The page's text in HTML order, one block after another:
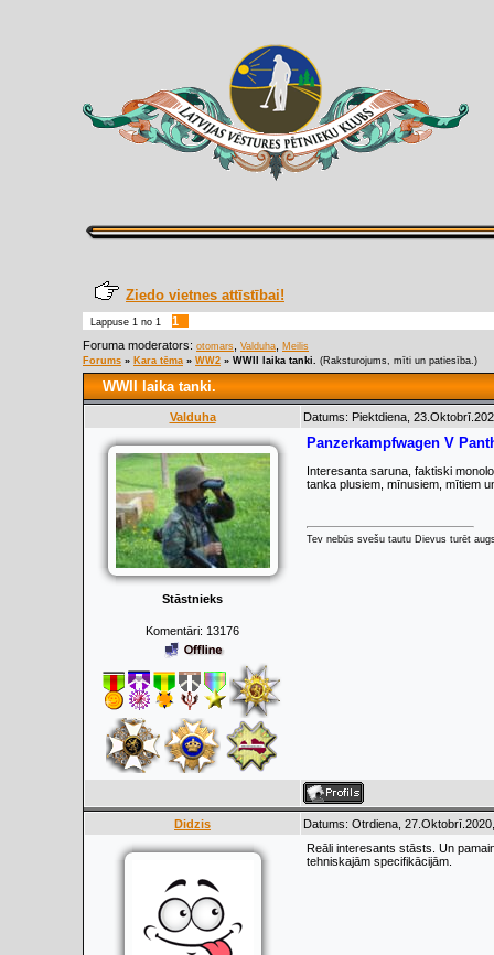
Ziedo vietnes attīstībai!
Lappuse 1 no 1
1
Foruma moderators: otomars Valduha
Meilis
Forums » Kara tēma » WW2 » WWII laika tanki. (Raksturojums, mīti un patiesība.)
WWII laika tanki.
Valduha Datums: Piektdiena,
Stāstnieks
Komentāri: 13176
Panzerkampfwagen V
Interesanta saruna, faktiski
tanka plusiem, mīnusiem, mītiem
Tev nebūs svešu tautu Dievus turēt
Didzis Datums: Otrdiena,
Reāli interesants stāsts. Un
tehniskajām specifikācijām.